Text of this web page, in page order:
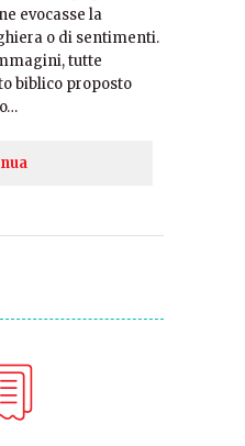
evocasse la
o di sentimenti.
tutte
biblico proposto